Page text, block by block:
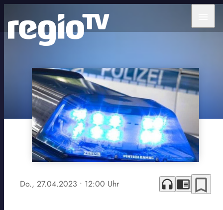
Do., 27.04.2023 • 12:00 Uhr headphones chrome_reader_mode bookmark_border